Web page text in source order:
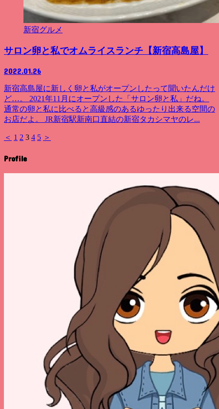
新宿グルメ
サロン卵と私でオムライスランチ【新宿高島屋】
2022.01.26
新宿高島屋に新しく卵と私がオープンしたって聞いたんだけ
ど…。 2021年11月にオープンした「サロン卵と私」だね。
通常の卵と私に比べると高級感のあるゆったり出来る空間の
お店だよ。 JR新宿駅新南口直結の新宿タカシマヤのレ...
＜ 1 2 3 4 5 ＞
Profile